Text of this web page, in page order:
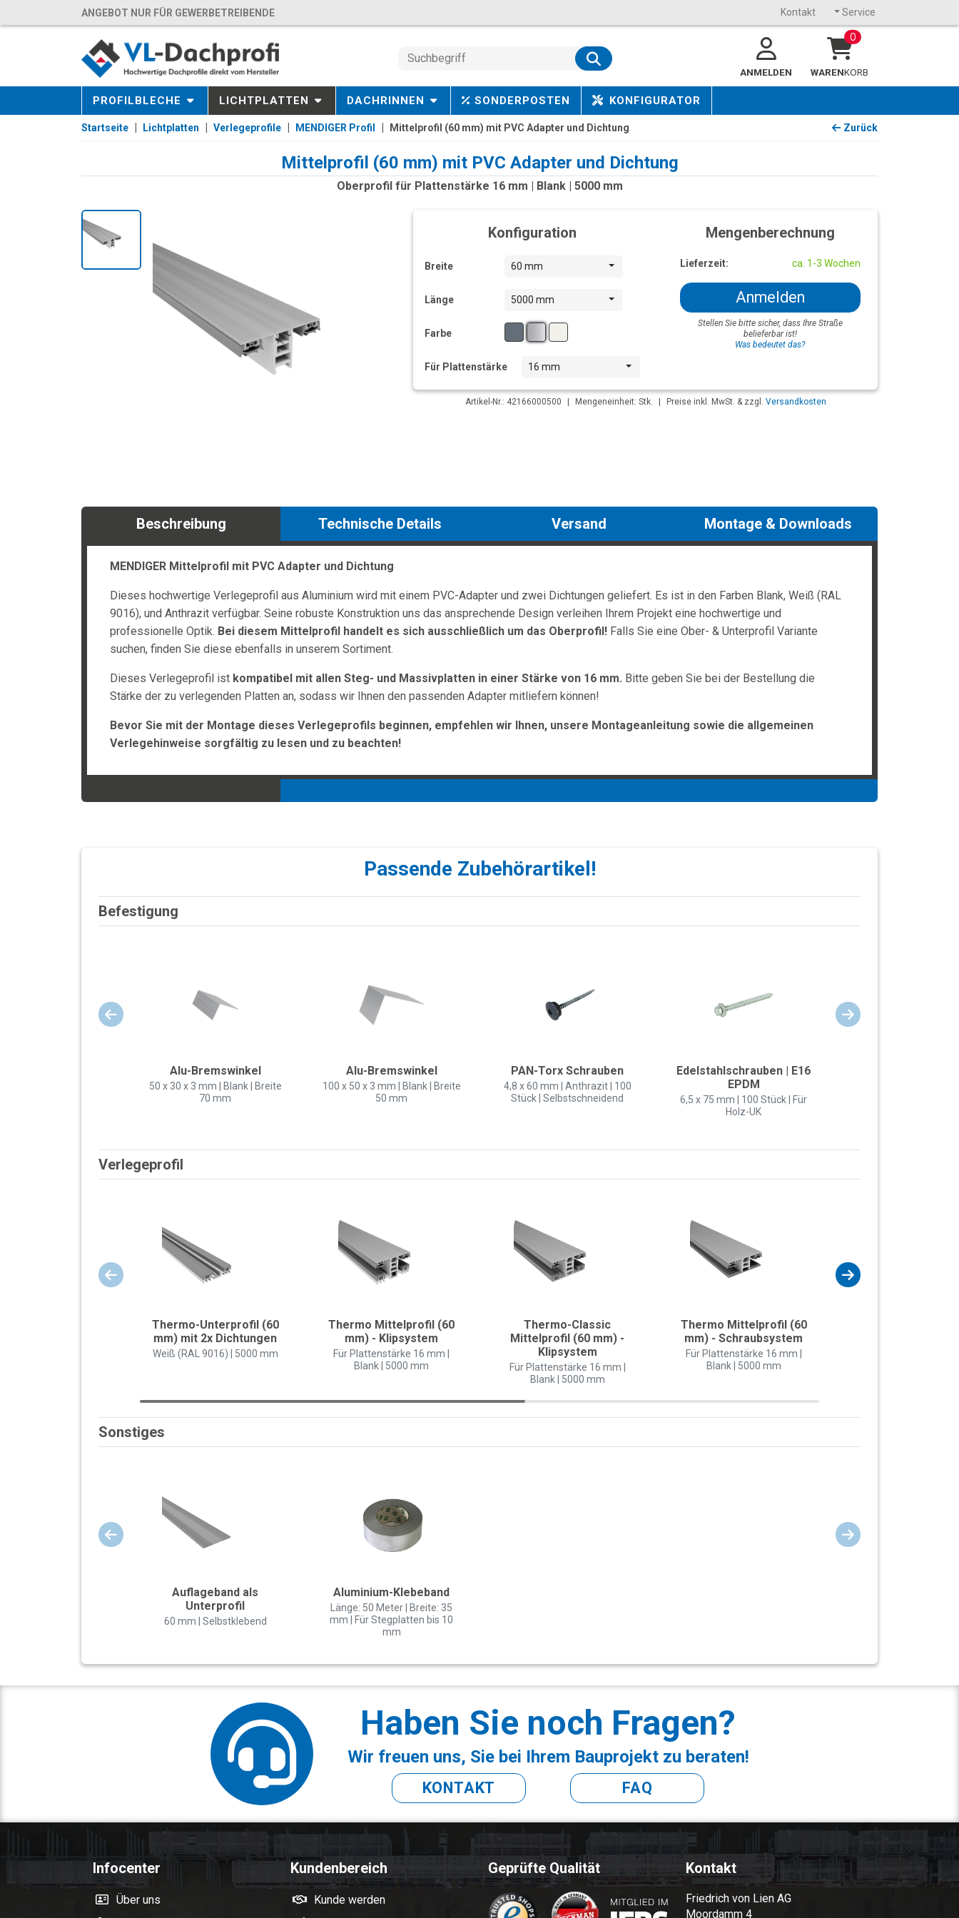
ANGEBOT NUR FÜR GEWERBETREIBENDE Kontakt Service
ANMELDEN
0
WARENKORB
PROFILBLECHE LICHTPLATTEN DACHRINNEN SONDERPOSTEN KONFIGURATOR
Startseite Lichtplatten Verlegeprofile MENDIGER Profil Mittelprofil (60 mm) mit PVC Adapter und Dichtung Zurück
Mittelprofil (60 mm) mit PVC Adapter und Dichtung
Oberprofil für Plattenstärke 16 mm | Blank | 5000 mm
Konfiguration
Breite 60 mm
Länge 5000 mm
Farbe
Für Plattenstärke 16 mm
Mengenberechnung
Lieferzeit: ca. 1-3 Wochen
Anmelden
Stellen Sie bitte sicher, dass Ihre Straße
belieferbar ist!
Was bedeutet das?
Artikel-Nr.: 42166000500 Mengeneinheit: Stk. Preise inkl. MwSt. & zzgl. Versandkosten
Beschreibung Technische Details Versand Montage & Downloads
MENDIGER Mittelprofil mit PVC Adapter und Dichtung
Dieses hochwertige Verlegeprofil aus Aluminium wird mit einem PVC-Adapter und zwei Dichtungen geliefert. Es ist in den Farben Blank, Weiß (RAL
9016), und Anthrazit verfügbar. Seine robuste Konstruktion uns das ansprechende Design verleihen Ihrem Projekt eine hochwertige und
professionelle Optik. Bei diesem Mittelprofil handelt es sich ausschließlich um das Oberprofil!Falls Sie eine Ober- & Unterprofil Variante
suchen, finden Sie diese ebenfalls in unserem Sortiment.
Dieses Verlegeprofil ist kompatibel mit allen Steg- und Massivplatten in einer Stärke von 16 mm. Bitte geben Sie bei der Bestellung die
Stärke der zu verlegenden Platten an, sodass wir Ihnen den passenden Adapter mitliefern können!
Bevor Sie mit der Montage dieses Verlegeprofils beginnen, empfehlen wir Ihnen, unsere Montageanleitung sowie die allgemeinen
Verlegehinweise sorgfältig zu lesen und zu beachten!
Passende Zubehörartikel!
Befestigung
Alu-Bremswinkel
50 x 30 x 3 mm | Blank | Breite
70 mm
Alu-Bremswinkel
100 x 50 x 3 mm | Blank | Breite
50 mm
PAN-Torx Schrauben
4,8 x 60 mm | Anthrazit | 100
Stück | Selbstschneidend
Edelstahlschrauben | E16
EPDM
6,5 x 75 mm | 100 Stück | Für
Holz-UK
Verlegeprofil
Thermo-Unterprofil (60
mm) mit 2x Dichtungen
Weiß (RAL 9016) | 5000 mm
Thermo Mittelprofil (60
mm) - Klipsystem
Für Plattenstärke 16 mm |
Blank | 5000 mm
Thermo-Classic
Mittelprofil (60 mm) -
Klipsystem
Für Plattenstärke 16 mm |
Blank | 5000 mm
Thermo Mittelprofil (60
mm) - Schraubsystem
Für Plattenstärke 16 mm |
Blank | 5000 mm
Sonstiges
Auflageband als
Unterprofil
60 mm | Selbstklebend
Aluminium-Klebeband
Länge: 50 Meter | Breite: 35
mm | Für Stegplatten bis 10
mm
Haben Sie noch Fragen?
Wir freuen uns, Sie bei Ihrem Bauprojekt zu beraten!
KONTAKT FAQ
Infocenter
Über uns
Kundenbereich
Kunde werden
Geprüfte Qualität Kontakt
Friedrich von Lien AG
Moordamm 4